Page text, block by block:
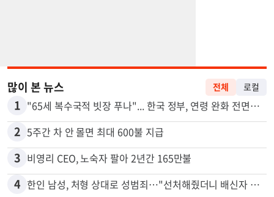
많이 본 뉴스 전체 로컬
1 "65세 복수국적 빗장 푸나"... 한국 정부, 연령 완화 전면 추진
2 5주간 차 안 몰면 최대 600불 지급
3 비영리 CEO, 노숙자 팔아 2년간 165만불
4 한인 남성, 처형 상대로 성범죄…"선처해줬더니 배신자 취급"